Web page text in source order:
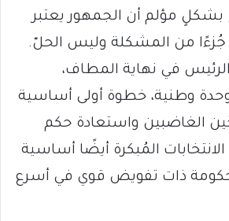
مؤلم أن الجمهور يعتبر
جُزءًا من المشكلة وليس الحلّ.
في نهاية المطاف،
وطنية، خطوة أولى أساسية
الغاضبين واستعادة حكم
المُبكرة أيضًا أساسية
ذات تفويض قوي في أسرع